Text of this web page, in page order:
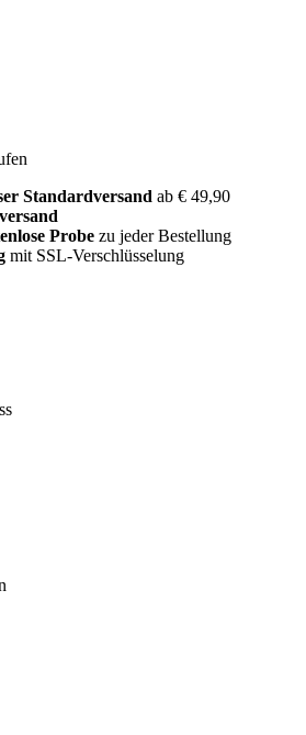
Standardversand ab € 49,90
Probe zu jeder Bestellung
mit SSL-Verschlüsselung